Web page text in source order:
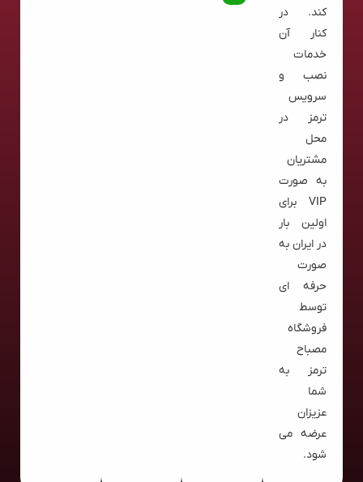
کند. در
کنار آن
خدمات
نصب و
سرویس
ترمز در
محل
مشتریان
به صورت
VIP برای
اولین بار
در ایران به
صورت
حرفه ای
توسط
فروشگاه
مصباح
ترمز به
شما
عزیزان
عرضه می
شود.